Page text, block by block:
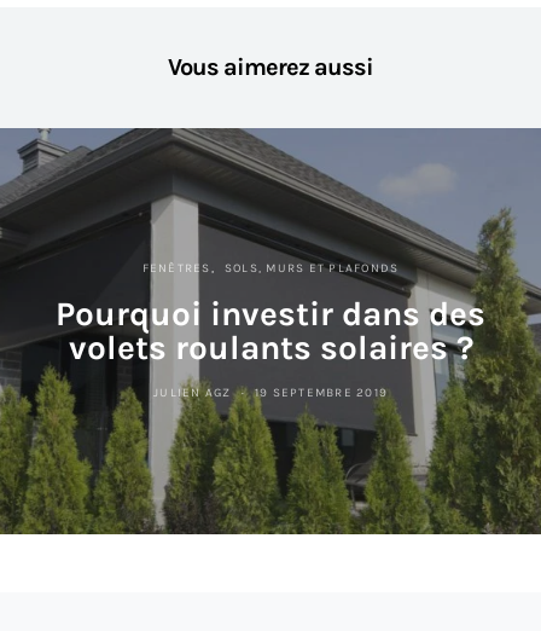
Vous aimerez aussi
FENÊTRES SOLS, MURS ET PLAFONDS
Pourquoi investir dans des
volets roulants solaires ?
JULIEN AGZ 19 SEPTEMBRE 2019